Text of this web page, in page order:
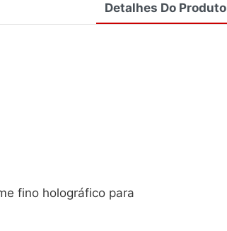
Detalhes Do Produto
fino holográfico para